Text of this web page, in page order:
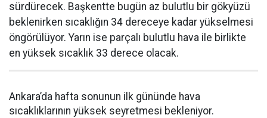
sürdürecek. Başkentte bugün az bulutlu bir gökyüzü
beklenirken sıcaklığın 34 dereceye kadar yükselmesi
öngörülüyor. Yarın ise parçalı bulutlu hava ile birlikte
en yüksek sıcaklık 33 derece olacak.
Ankara’da hafta sonunun ilk gününde hava
sıcaklıklarının yüksek seyretmesi bekleniyor.